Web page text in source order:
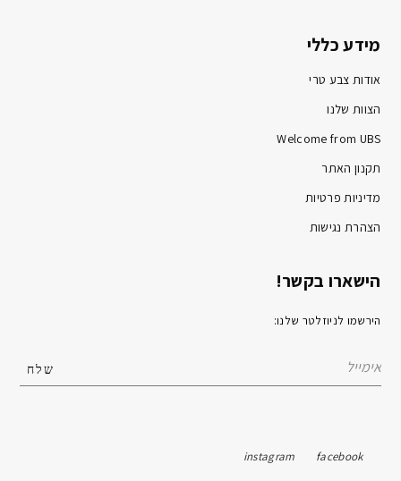
מידע כללי
אודות צבע טרי
הצוות שלנו
Welcome from UBS
תקנון האתר
מדיניות פרטיות
הצהרת נגישות
הישארו בקשר!
הירשמו לניוזלטר שלנו:
facebook
instagram